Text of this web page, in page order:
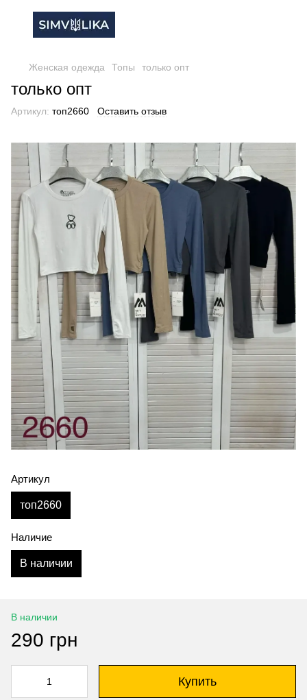
Женская одежда Топы только опт
только опт
Артикул: топ2660 Оставить отзыв
Артикул
топ2660
Наличие
В наличии
В наличии
290 грн
Купить